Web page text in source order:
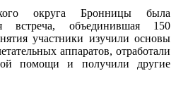
округа Бронницы была
встреча, объединившая 150
участники изучили основы
аппаратов, отработали
помощи и получили другие